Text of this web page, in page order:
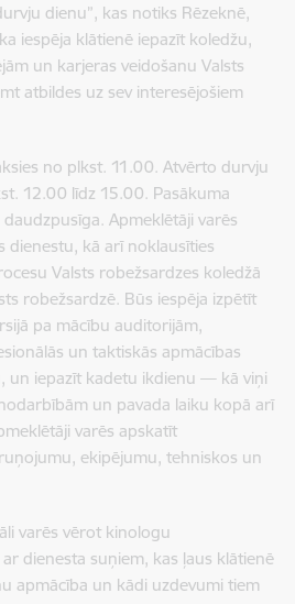
dienu”, kas notiks Rēzeknē,
iespēja klātienē iepazīt koledžu,
un karjeras veidošanu Valsts
atbildes uz sev interesējošiem
no plkst. 11.00. Atvērto durvju
12.00 līdz 15.00. Pasākuma
Apmeklētāji varēs
dienestu, kā arī noklausīties
Valsts robežsardzes koledžā
robežsardzē. Būs iespēja izpētīt
pa mācību auditorijām,
un taktiskās apmācības
un iepazīt kadetu ikdienu — kā viņi
un pavada laiku kopā arī
varēs apskatīt
ekipējumu, tehniskos un
varēs vērot kinologu
dienesta suņiem, kas ļaus klātienē
apmācība un kādi uzdevumi tiem